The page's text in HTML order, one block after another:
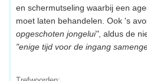
en schermutseling waarbij een
moet laten behandelen. Ook 's
opgeschoten jongelui", aldus de
"enige tijd voor de ingang